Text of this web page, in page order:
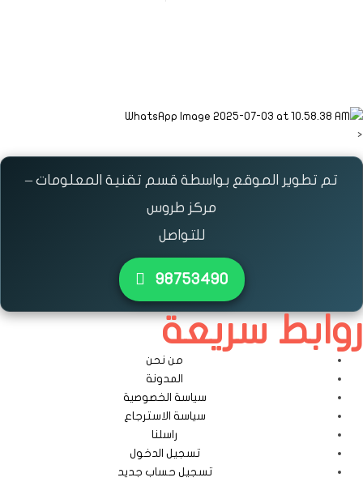
<
تم تطوير الموقع بواسطة قسم تقنية المعلومات –
مركز طروس
للتواصل
٩٨٧٥٣٤٩٠
روابط سريعة
من نحن
المدونة
سياسة الخصوصية
سياسة الاسترجاع
راسلنا
تسجيل الدخول
تسجيل حساب جديد